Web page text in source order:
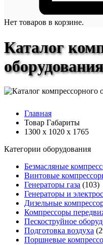
Нет товаров в корзине.
Каталог
оборудования
Главная
Товар Габариты
1300 х 1020 х 1765
Категории оборудования
Безмасляные
Винтовые
Генераторы газа (103)
Генераторы и
Дизельные
Компрессоры
Пескоструйное
Подготовка воздуха
Поршневые